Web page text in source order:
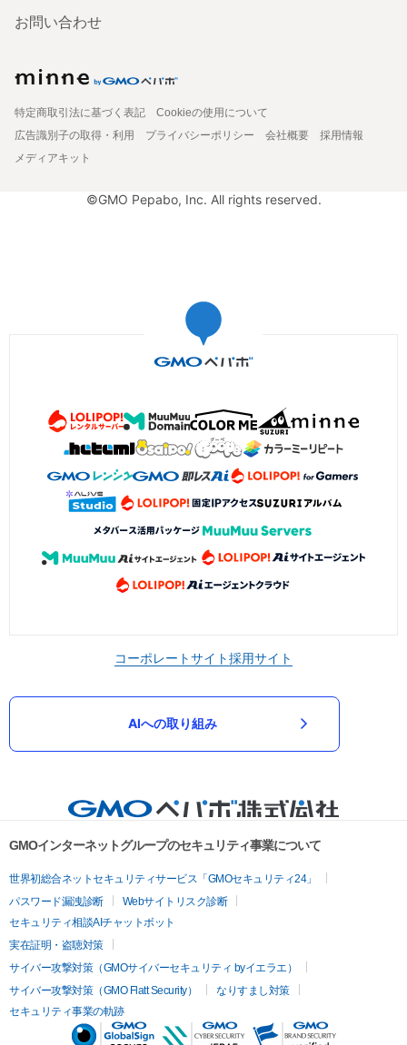
お問い合わせ
特定商取引法に基づく表記
Cookieの使用について
広告識別子の取得・利用
プライバシーポリシー 会社概要
採用情報
メディアキット
©GMO Pepabo, Inc. All rights reserved.
コーポレートサイト採用サイト
AIへの取り組み
GMOインターネットグループのセキュリティ事業について
世界初総合ネットセキュリティサービス「GMOセキュリティ24」
パスワード漏洩診断
Webサイトリスク診断
セキュリティ相談AIチャットボット
実在証明・盗聴対策
サイバー攻撃対策（GMOサイバーセキュリティ byイエラエ）
サイバー攻撃対策（GMO Flatt Security）
なりすまし対策
セキュリティ事業の軌跡